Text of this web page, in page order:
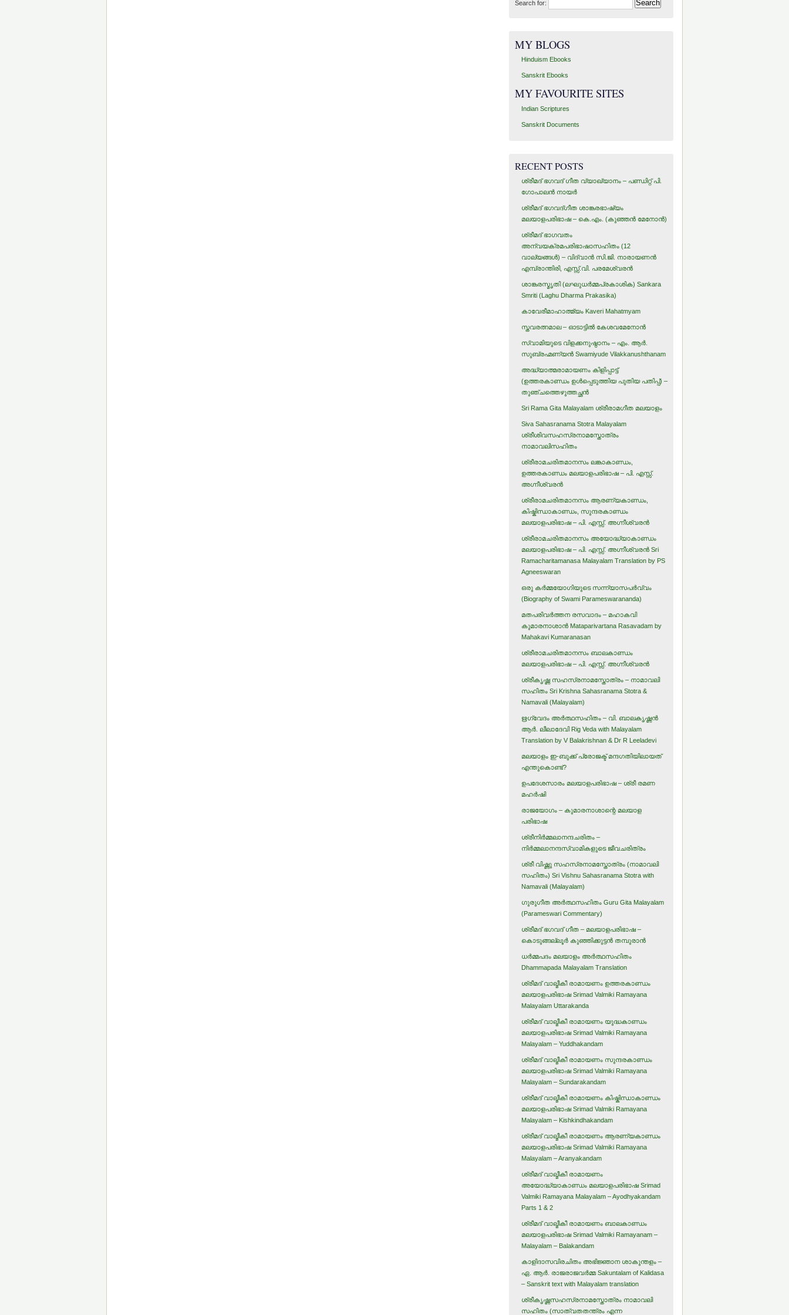
Search for:
MY BLOGS
Hinduism Ebooks
Sanskrit Ebooks
MY FAVOURITE SITES
Indian Scriptures
Sanskrit Documents
RECENT POSTS
ശ്രീമദ് ഭഗവദ് ഗീത വ്യാഖ്യാനം – പണ്ഡിറ്റ് പി.
ഗോപാലന്‍ നായര്‍
ശ്രീമദ് ഭഗവദ്ഗീത ശാങ്കരഭാഷ്യം
മലയാളപരിഭാഷ – കെ.എം. (കുഞ്ഞന്‍ മേനോന്‍)
ശ്രീമദ് ഭാഗവതം
അന്വയക്രമപരിഭാഷാസഹിതം (12
വാല്യങ്ങള്‍) – വിദ്വാന്‍ സി.ജി. നാരായണന്‍
എമ്പ്രാന്തിരി, എസ്സ്.വി. പരമേശ്വരന്‍
ശാങ്കരസ്മൃതി (ലഘുധര്‍മ്മപ്രകാശിക) Sankara
Smriti (Laghu Dharma Prakasika)
കാവേരീമാഹാത്മ്യം Kaveri Mahatmyam
സ്തവരത്നമാല – ഓടാട്ടില്‍ കേശവമേനോന്‍
സ്വാമിയുടെ വിളക്കനുഷ്ഠാനം – എം. ആര്‍.
സുബ്രഹ്മണ്യന്‍ Swamiyude Vilakkanushthanam
അദ്ധ്യാത്മരാമായണം കിളിപ്പാട്ട്‌
(ഉത്തരകാണ്ഡം ഉള്‍പ്പെടുത്തിയ പുതിയ പതിപ്പ്) –
തുഞ്ചത്തെഴുത്തച്ഛന്‍
Sri Rama Gita Malayalam ശ്രീരാമഗീത മലയാളം
Siva Sahasranama Stotra Malayalam
ശ്രീശിവസഹസ്രനാമസ്തോത്രം
നാമാവലിസഹിതം
ശ്രീരാമചരിതമാനസം ലങ്കാകാണ്ഡം,
ഉത്തരകാണ്ഡം മലയാളപരിഭാഷ – പി. എസ്സ്.
അഗ്നീശ്വരന്‍
ശ്രീരാമചരിതമാനസം ആരണ്യകാണ്ഡം,
കിഷ്കിന്ധാകാണ്ഡം, സുന്ദരകാണ്ഡം
മലയാളപരിഭാഷ – പി. എസ്സ്. അഗ്നീശ്വരന്‍
ശ്രീരാമചരിതമാനസം അയോദ്ധ്യാകാണ്ഡം
മലയാളപരിഭാഷ – പി. എസ്സ്. അഗ്നീശ്വരന്‍ Sri
Ramacharitamanasa Malayalam Translation by PS
Agneeswaran
ഒരു കര്‍മ്മയോഗിയുടെ സന്ന്യാസപര്‍വ്വം
(Biography of Swami Parameswarananda)
മതപരിവര്‍ത്തന രസവാദം – മഹാകവി
കുമാരനാശാന്‍ Mataparivartana Rasavadam by
Mahakavi Kumaranasan
ശ്രീരാമചരിതമാനസം ബാലകാണ്ഡം
മലയാളപരിഭാഷ – പി. എസ്സ്. അഗ്നീശ്വരന്‍
ശ്രീകൃഷ്ണ സഹസ്രനാമസ്തോത്രം – നാമാവലി
സഹിതം Sri Krishna Sahasranama Stotra &
Namavali (Malayalam)
ഋഗ്വേദം അര്‍ത്ഥസഹിതം – വി. ബാലകൃഷ്ണന്‍
ആര്‍. ലീലാദേവി Rig Veda with Malayalam
Translation by V Balakrishnan & Dr R Leeladevi
മലയാളം ഇ-ബുക്ക് പ്രോജക്ട് മന്ദഗതിയിലായത്
എന്തുകൊണ്ട്?
ഉപദേശസാരം മലയാളപരിഭാഷ – ശ്രീ രമണ
മഹര്‍ഷി
രാജയോഗം – കുമാരനാശാന്റെ മലയാള
പരിഭാഷ
ശ്രീനിര്‍മ്മലാനന്ദചരിതം –
നിര്‍മ്മലാനന്ദസ്വാമികളുടെ ജീവചരിത്രം
ശ്രീ വിഷ്ണു സഹസ്രനാമസ്തോത്രം (നാമാവലി
സഹിതം) Sri Vishnu Sahasranama Stotra with
Namavali (Malayalam)
ഗുരുഗീത അര്‍ത്ഥസഹിതം Guru Gita Malayalam
(Parameswari Commentary)
ശ്രീമദ് ഭഗവദ് ഗീത – മലയാളപരിഭാഷ –
കൊടുങ്ങല്ലൂര്‍ കുഞ്ഞിക്കുട്ടന്‍ തമ്പുരാന്‍
ധര്‍മ്മപദം മലയാളം അര്‍ത്ഥസഹിതം
Dhammapada Malayalam Translation
ശ്രീമദ് വാല്മീകീ രാമായണം ഉത്തരകാണ്ഡം
മലയാളപരിഭാഷ Srimad Valmiki Ramayana
Malayalam Uttarakanda
ശ്രീമദ് വാല്മീകീ രാമായണം യുദ്ധകാണ്ഡം
മലയാളപരിഭാഷ Srimad Valmiki Ramayana
Malayalam – Yuddhakandam
ശ്രീമദ് വാല്മീകീ രാമായണം സുന്ദരകാണ്ഡം
മലയാളപരിഭാഷ Srimad Valmiki Ramayana
Malayalam – Sundarakandam
ശ്രീമദ് വാല്മീകീ രാമായണം കിഷ്കിന്ധാകാണ്ഡം
മലയാളപരിഭാഷ Srimad Valmiki Ramayana
Malayalam – Kishkindhakandam
ശ്രീമദ് വാല്മീകീ രാമായണം ആരണ്യകാണ്ഡം
മലയാളപരിഭാഷ Srimad Valmiki Ramayana
Malayalam – Aranyakandam
ശ്രീമദ് വാല്മീകീ രാമായണം
അയോദ്ധ്യാകാണ്ഡം മലയാളപരിഭാഷ Srimad
Valmiki Ramayana Malayalam – Ayodhyakandam
Parts 1 & 2
ശ്രീമദ് വാല്മീകീ രാമായണം ബാലകാണ്ഡം
മലയാളപരിഭാഷ Srimad Valmiki Ramayanam –
Malayalam – Balakandam
കാളിദാസവിരചിതം അഭിജ്ഞാന ശാകുന്തളം –
ഏ. ആര്‍. രാജരാജവര്‍മ്മ Sakuntalam of Kalidasa
– Sanskrit text with Malayalam translation
ശ്രീകൃഷ്ണസഹസ്രനാമസ്തോത്രം നാമാവലി
സഹിതം (സാത്വതതന്ത്രം എന്ന